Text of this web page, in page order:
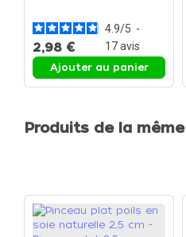
4.9/5 -
17avis
2,98 €
Ajouter au panier
Produits de la